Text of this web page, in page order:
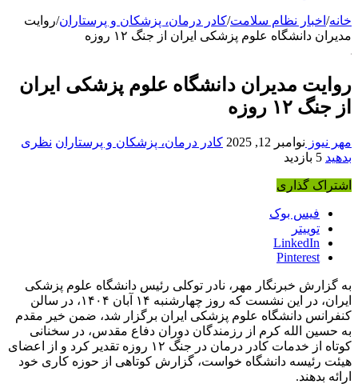
خانه/ اخبار نظام سلامت/کادر درمان، پزشکان و پرستاران/روایت
مدیران دانشگاه علوم پزشکی ایران از جنگ ۱۲ روزه
روایت مدیران دانشگاه علوم پزشکی ایران
از جنگ ۱۲ روزه
مهر نیوز نوامبر 12, 2025 کادر درمان، پزشکان و پرستاران نظری
بدهید 5 بازدید
اشتراک گذاری
فیس بوک
توییتر
LinkedIn
Pinterest
به گزارش خبرنگار مهر، نادر توکلی رئیس دانشگاه علوم پزشکی
ایران، در این نشست که روز چهارشنبه ۱۴ آبان ۱۴۰۴، در سالن
کنفرانس دانشگاه علوم پزشکی ایران برگزار شد، ضمن خیر مقدم
به حسین الله کرم از رزمندگان دوران دفاع مقدس، در سخنانی
کوتاه از خدمات کادر درمان در جنگ ۱۲ روزه تقدیر کرد و از اعضای
هیئت رئیسه دانشگاه خواست، گزارش کوتاهی از حوزه کاری خود
ارائه بدهند.